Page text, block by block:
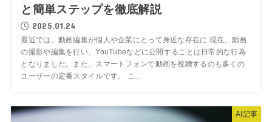
と簡単ステップを徹底解説
2025.01.24
最近では、動画編集が個人や企業にとって身近な存在に 現在、動画
の撮影や編集を行い、YouTubeなどに公開することは日常的な行為
となりました。また、スマートフォンで動画を視聴するのも多くの
ユーザーの定番スタイルです。 こ...
AI記事